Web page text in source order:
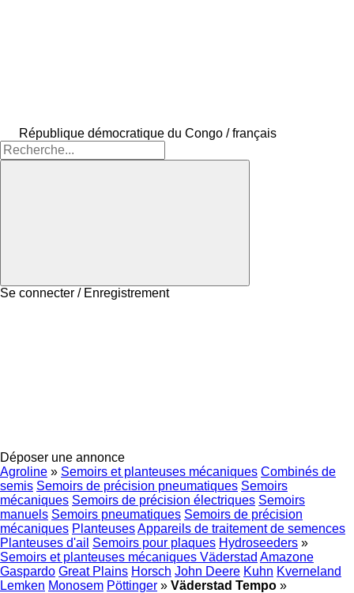
République démocratique du Congo / français
Se connecter / Enregistrement
Déposer une annonce
Agroline » Semoirs et planteuses mécaniques Combinés de
semis Semoirs de précision pneumatiques Semoirs
mécaniques Semoirs de précision électriques Semoirs
manuels Semoirs pneumatiques Semoirs de précision
mécaniques PlanteusesAppareils de traitement de semences
Planteuses d'ail Semoirs pour plaques Hydroseeders »
Semoirs et planteuses mécaniques Väderstad Amazone
Gaspardo Great Plains Horsch John Deere Kuhn Kverneland
Lemken Monosem Pöttinger » Väderstad Tempo »